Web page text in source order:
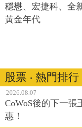
穩懋、宏捷科、全
黃金年代
股票 ‧ 熱門排行
2026.08.07
CoWoS後的下一張
惠！